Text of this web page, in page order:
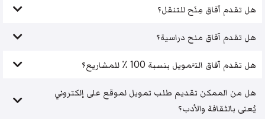
هل تقدم آفاق مِنَح للتنقل؟
هل تقدم آفاق منح دراسية؟
هل تقدم آفاق التَّمويل بنسبة 100 ٪ للمشاريع؟
هل من الممكن تقديم طلب تمويل لموقع على إلكتروني
يُعنى بالثقافة والأدب؟